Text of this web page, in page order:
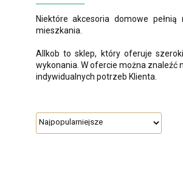
Niektóre akcesoria domowe
mieszkania.
Allkob to sklep, który oferuje
wykonania. W ofercie można znaleźć
indywidualnych potrzeb Klienta.